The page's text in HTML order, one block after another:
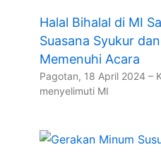
Halal Bihalal di MI
Suasana Syukur
Memenuhi Acara
Pagotan, 18 April 2024 –
menyelimuti MI